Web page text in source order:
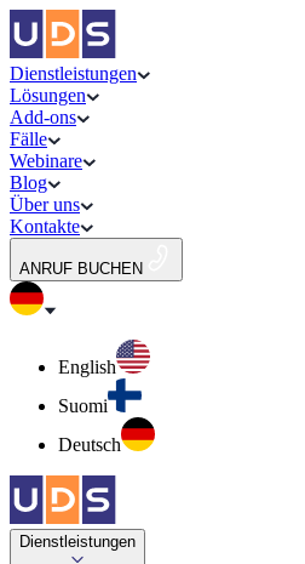
Dienstleistungen
Lösungen
Add-ons
Fälle
Webinare
Blog
Über uns
Kontakte
ANRUF BUCHEN
English
Suomi
Deutsch
Dienstleistungen